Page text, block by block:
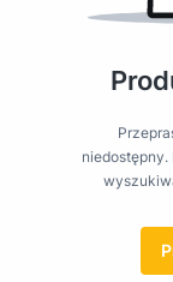
niedostępny.